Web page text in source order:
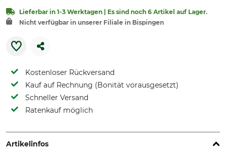
Lieferbar in 1-3 Werktagen | Es sind noch 6 Artikel auf Lager.
Nicht verfügbar in unserer Filiale in Bispingen
Kostenloser Rückversand
Kauf auf Rechnung (Bonität vorausgesetzt)
Schneller Versand
Ratenkauf möglich
Artikelinfos